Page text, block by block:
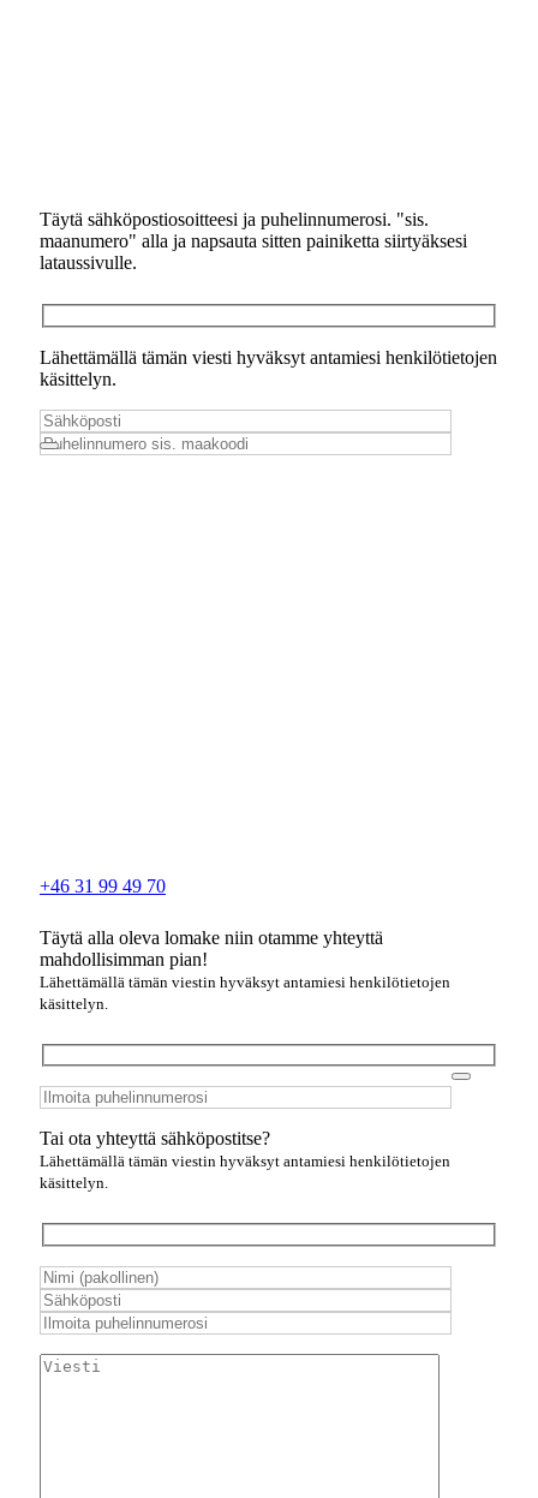
Täytä sähköpostiosoitteesi ja puhelinnumerosi. "sis.
maanumero" alla ja napsauta sitten painiketta siirtyäksesi
lataussivulle.
Lähettämällä tämän viesti hyväksyt antamiesi henkilötietojen
käsittelyn.
+46 31 99 49 70
Täytä alla oleva lomake niin otamme yhteyttä
mahdollisimman pian!
Lähettämällä tämän viestin hyväksyt antamiesi henkilötietojen
käsittelyn.
Tai ota yhteyttä sähköpostitse?
Lähettämällä tämän viestin hyväksyt antamiesi henkilötietojen
käsittelyn.